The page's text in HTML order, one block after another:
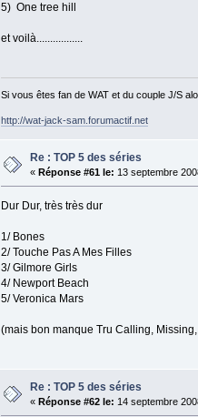
5) One tree hill
et voilà.................
Si vous êtes fan de WAT et du couple J/S
http://wat-jack-sam.forumactif.net
Re : TOP 5 des séries
«Réponse #61 le: 13 septembre
Dur Dur, très très dur
1/ Bones
2/ Touche Pas A Mes Filles
3/ Gilmore Girls
4/ Newport Beach
5/ Veronica Mars
(mais bon manque Tru Calling,
Re : TOP 5 des séries
«Réponse #62 le: 14 septembre